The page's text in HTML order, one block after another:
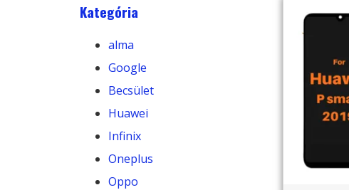
Kategória
alma
Google
Becsület
Huawei
Infinix
Oneplus
Oppo